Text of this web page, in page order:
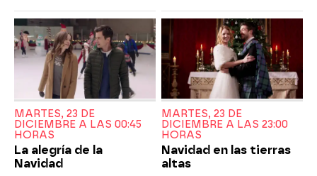
MARTES, 23 DE
DICIEMBRE A LAS 00:45
HORAS
La alegría de la
Navidad
MARTES, 23 DE
DICIEMBRE A LAS 23:00
HORAS
Navidad en las tierras
altas